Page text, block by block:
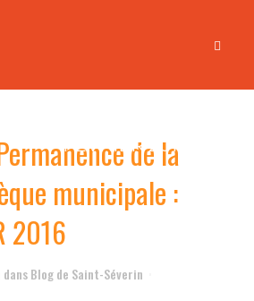
FEVRIER 2016
de la
municipale :
2016
dansBlog de Saint-Séverin